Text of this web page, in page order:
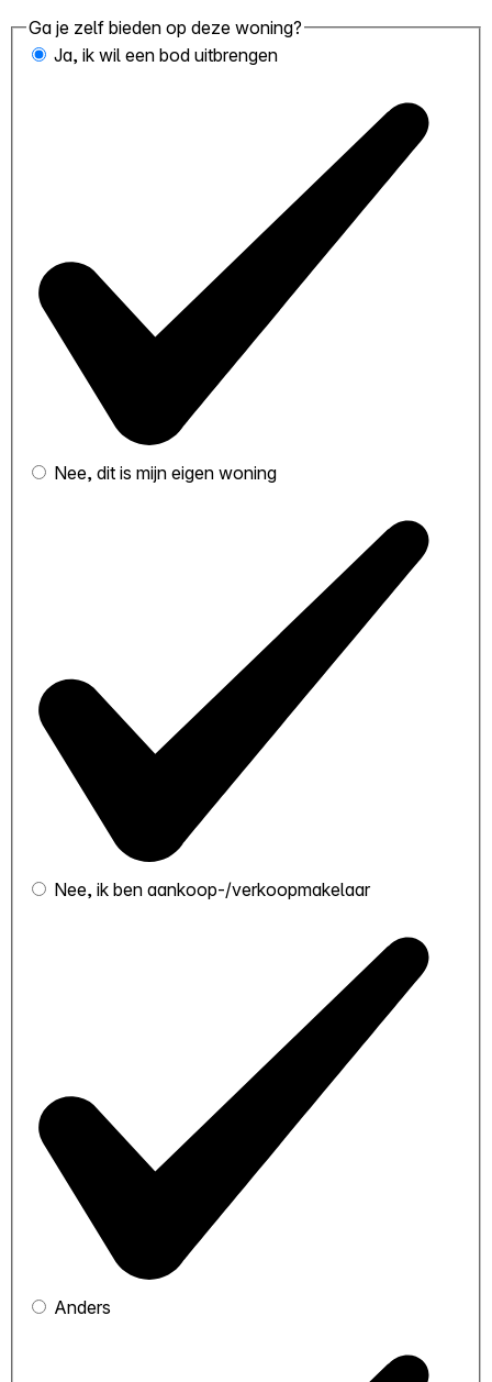
Ga je zelf bieden op deze woning?
Ja, ik wil een bod uitbrengen
Nee, dit is mijn eigen woning
Nee, ik ben aankoop-/verkoopmakelaar
Anders